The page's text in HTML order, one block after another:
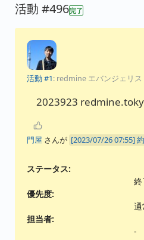
活動 #496完了
活動 #1: redmine エバンジェリ
2023923
門屋 さんが
ステータス:
終
優先度:
通
担当者:
-